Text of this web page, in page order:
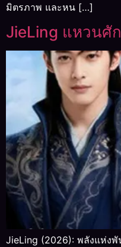
มิตรภาพ และหน […]
JieLing แหวนศั
JieLing (2026): พลังแห่ง